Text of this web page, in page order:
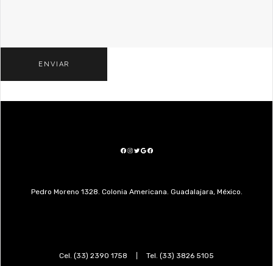
FACEBOOK
INSTAGRAM
TWITTER
GOOGLE
FACEBOOK
Pedro Moreno 1328. Colonia Americana. Guadalajara, México.
Cel. (33) 2390 1758 Tel. (33) 3826 5105